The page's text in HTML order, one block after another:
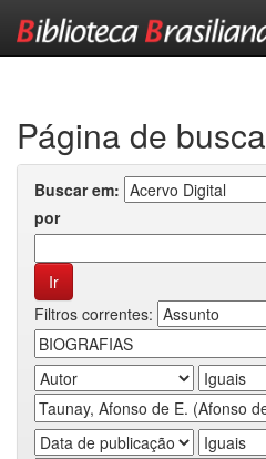
Página de busca
Buscar em:
por
Filtros correntes: